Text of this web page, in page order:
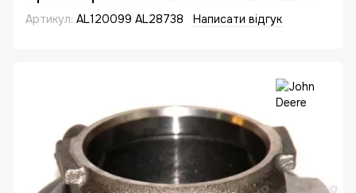
Артикул: AL120099 AL28738 Написати відгук